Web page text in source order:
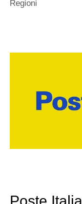
Regioni
Poste